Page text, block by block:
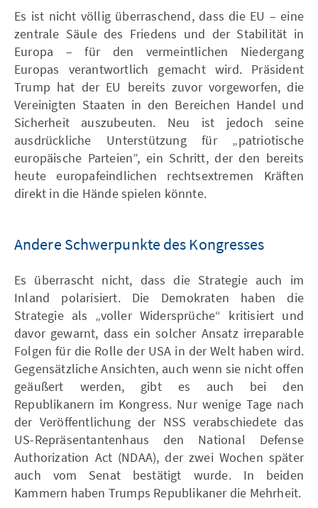
Es ist nicht völlig überraschend, dass die EU – eine
zentrale Säule des Friedens und der Stabilität in
Europa – für den vermeintlichen Niedergang
Europas verantwortlich gemacht wird. Präsident
Trump hat der EU bereits zuvor vorgeworfen, die
Vereinigten Staaten in den Bereichen Handel und
Sicherheit auszubeuten. Neu ist jedoch seine
ausdrückliche Unterstützung für „patriotische
europäische Parteien”, ein Schritt, der den bereits
heute europafeindlichen rechtsextremen Kräften
direkt in die Hände spielen könnte.
Andere Schwerpunkte des Kongresses
Es überrascht nicht, dass die Strategie auch im
Inland polarisiert. Die Demokraten haben die
Strategie als „voller Widersprüche“ kritisiert und
davor gewarnt, dass ein solcher Ansatz irreparable
Folgen für die Rolle der USA in der Welt haben wird.
Gegensätzliche Ansichten, auch wenn sie nicht offen
geäußert werden, gibt es auch bei den
Republikanern im Kongress. Nur wenige Tage nach
der Veröffentlichung der NSS verabschiedete das
US-Repräsentantenhaus den National Defense
Authorization Act (NDAA), der zwei Wochen später
auch vom Senat bestätigt wurde. In beiden
Kammern haben Trumps Republikaner die Mehrheit.